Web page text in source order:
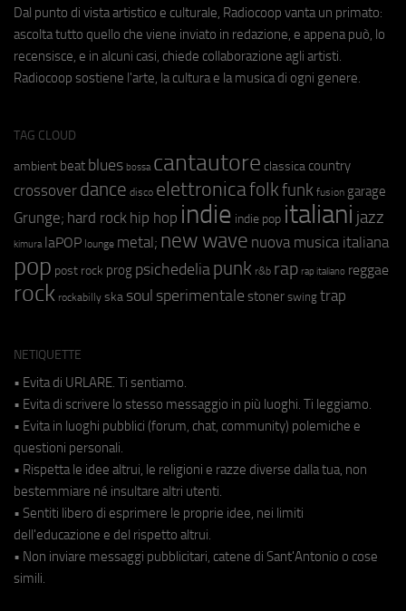
Dal punto di vista artistico e culturale, Radiocoop vanta un primato:
ascolta tutto quello che viene inviato in redazione, e appena può, lo
recensisce, e in alcuni casi, chiede collaborazione agli artisti.
Radiocoop sostiene l'arte, la cultura e la musica di ogni genere.
TAG CLOUD
ambient beat blues bossa cantautore classica country
crossover dance disco elettronicafolkfunk fusion garage
Grunge; hard rock hip hop indie indie pop italiani jazz
kimura laPOP lounge metal; new wave nuova musica italiana
pop post rock prog psichedeliapunk r&b rap rap italiano reggae
rock rockabilly ska soul sperimentale stoner swing trap
NETIQUETTE
• Evita di URLARE. Ti sentiamo.
• Evita di scrivere lo stesso messaggio in più luoghi. Ti leggiamo.
• Evita in luoghi pubblici (forum, chat, community) polemiche e
questioni personali.
• Rispetta le idee altrui, le religioni e razze diverse dalla tua, non
bestemmiare né insultare altri utenti.
• Sentiti libero di esprimere le proprie idee, nei limiti
dell'educazione e del rispetto altrui.
• Non inviare messaggi pubblicitari, catene di Sant'Antonio o cose
simili.